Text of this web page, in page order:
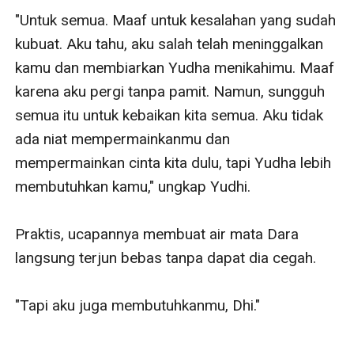
"Untuk semua. Maaf untuk kesalahan yang sudah
kubuat. Aku tahu, aku salah telah meninggalkan
kamu dan membiarkan Yudha menikahimu. Maaf
karena aku pergi tanpa pamit. Namun, sungguh
semua itu untuk kebaikan kita semua. Aku tidak
ada niat mempermainkanmu dan
mempermainkan cinta kita dulu, tapi Yudha lebih
membutuhkan kamu," ungkap Yudhi.
Praktis, ucapannya membuat air mata Dara
langsung terjun bebas tanpa dapat dia cegah.
"Tapi aku juga membutuhkanmu, Dhi."